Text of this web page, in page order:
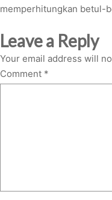
memperhitungkan betul-
Leave a Reply
Your email address will
Comment *